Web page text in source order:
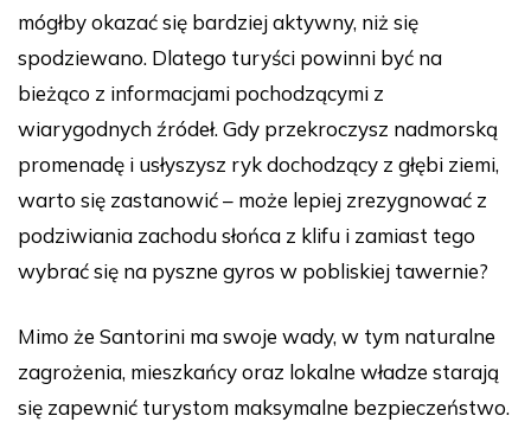
mógłby okazać się bardziej aktywny, niż się
spodziewano. Dlatego turyści powinni być na
bieżąco z informacjami pochodzącymi z
wiarygodnych źródeł. Gdy przekroczysz nadmorską
promenadę i usłyszysz ryk dochodzący z głębi ziemi,
warto się zastanowić – może lepiej zrezygnować z
podziwiania zachodu słońca z klifu i zamiast tego
wybrać się na pyszne gyros w pobliskiej tawernie?
Mimo że Santorini ma swoje wady, w tym naturalne
zagrożenia, mieszkańcy oraz lokalne władze starają
się zapewnić turystom maksymalne bezpieczeństwo.